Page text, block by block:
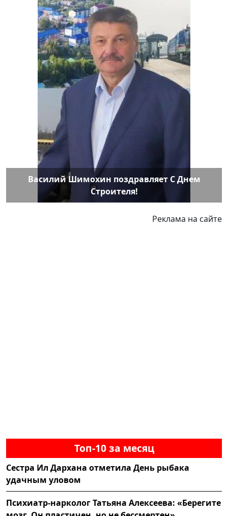
Василий Шимохин поздравляет С Днем
Строителя!
Реклама на сайте
Топ-10 за месяц
Сестра Ил Дархана отметила День рыбака
удачным уловом
Психиатр-нарколог Татьяна Алексеева: «Берегите